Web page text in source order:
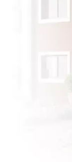
(60300)
(60200)
2 OFFRES MAISON